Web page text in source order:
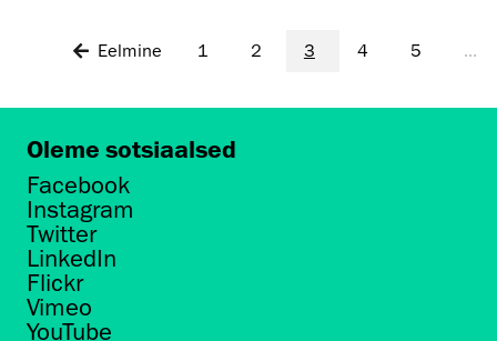
Eelmine 1 2 3 4 5 ...
Oleme sotsiaalsed
Facebook
Instagram
Twitter
LinkedIn
Flickr
Vimeo
YouTube